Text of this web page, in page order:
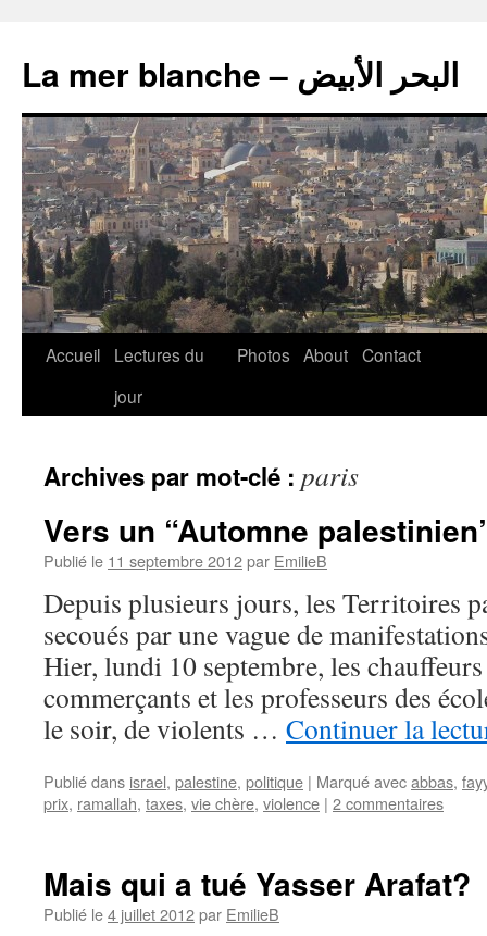
La mer blanche – البحر الأبيض
Accueil
Lectures du
jour
Photos About Contact
Archives par mot-clé : paris
Vers un “Automne
Publié le 11 septembre 2012par EmilieB
Depuis plusieurs jours, les Territoires
secoués par une vague de
Hier, lundi 10 septembre, les
commerçants et les professeurs des
le soir, de violents … Continuer la
Publié dans israel, palestine, politique | Marqué avecabbas,
prix, ramallah, taxes, vie chère, violence | 2 commentaires
Mais qui a tué Yasser Arafat?
Publié le4 juillet 2012par EmilieB